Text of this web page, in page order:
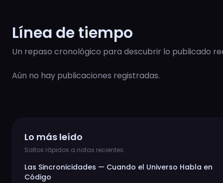
Línea de tiempo
Un repaso cronológico para descubrir lo publicado
Aún no hay publicaciones registradas.
Lo más leído
Saltos rápidos a notas recientes.
Las Sincronicidades — Cuando el Universo Habla en
Código